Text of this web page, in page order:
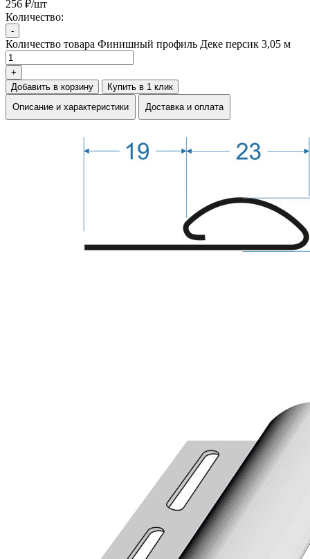
256 ₽/шт
Количество:
-
Количество товара Финишный профиль Деке персик 3,05 м
+
Добавить в корзину
Купить в 1 клик
Описание и характеристики
Доставка и оплата